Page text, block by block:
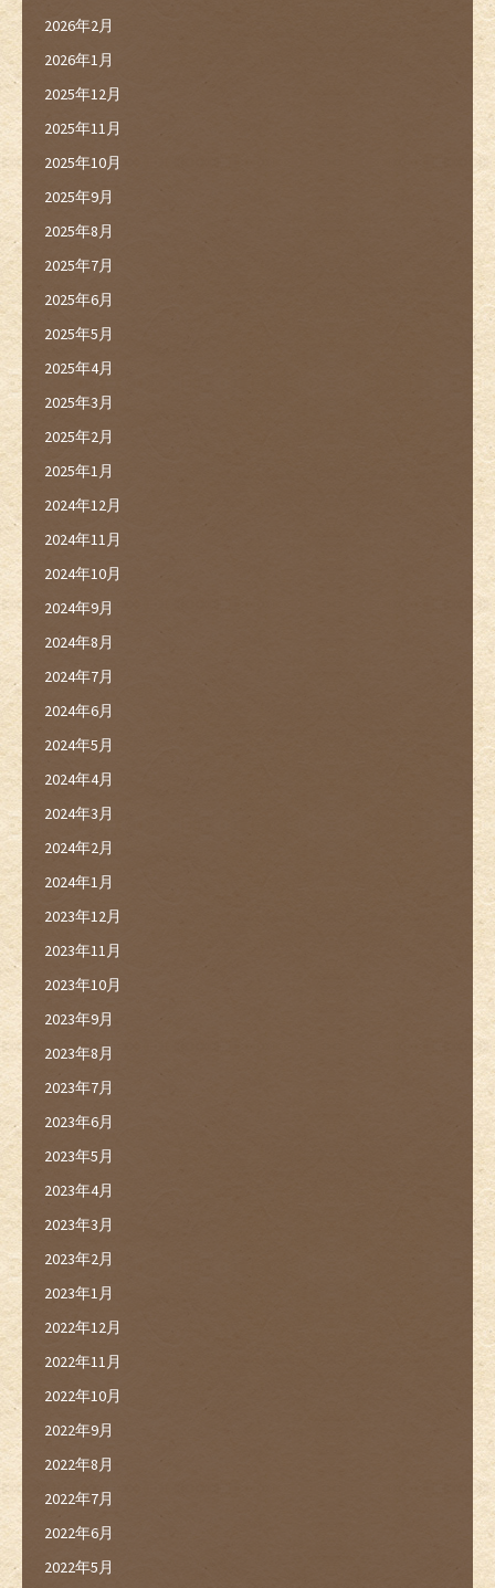
2026年2月
2026年1月
2025年12月
2025年11月
2025年10月
2025年9月
2025年8月
2025年7月
2025年6月
2025年5月
2025年4月
2025年3月
2025年2月
2025年1月
2024年12月
2024年11月
2024年10月
2024年9月
2024年8月
2024年7月
2024年6月
2024年5月
2024年4月
2024年3月
2024年2月
2024年1月
2023年12月
2023年11月
2023年10月
2023年9月
2023年8月
2023年7月
2023年6月
2023年5月
2023年4月
2023年3月
2023年2月
2023年1月
2022年12月
2022年11月
2022年10月
2022年9月
2022年8月
2022年7月
2022年6月
2022年5月